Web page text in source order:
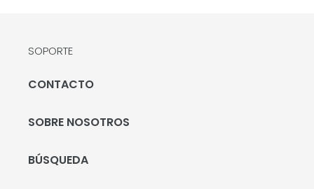
SOPORTE
CONTACTO
SOBRE NOSOTROS
BÚSQUEDA